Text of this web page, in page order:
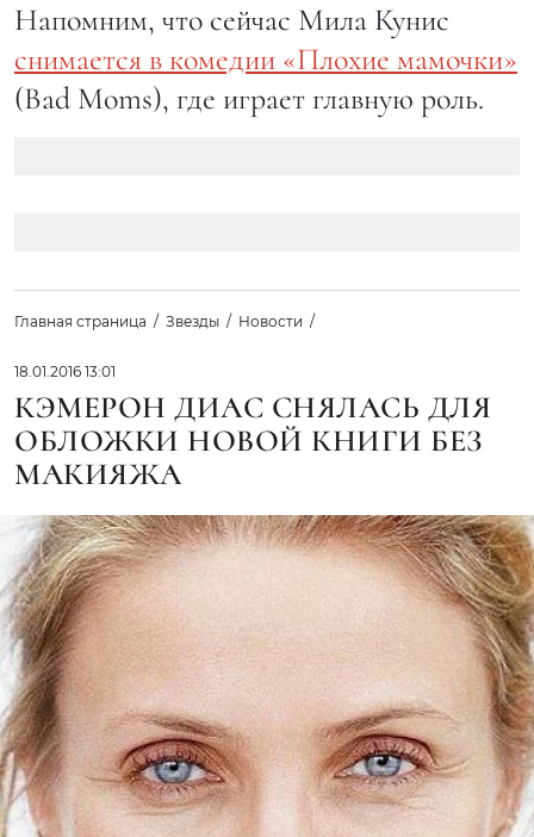
Напомним, что сейчас Мила Кунис
снимается в комедии «Плохие мамочки»
(Bad Moms), где играет главную роль.
Главная страница Звезды Новости
18.01.2016 13:01
КЭМЕРОН ДИАС СНЯЛАСЬ ДЛЯ
ОБЛОЖКИ НОВОЙ КНИГИ БЕЗ
МАКИЯЖА